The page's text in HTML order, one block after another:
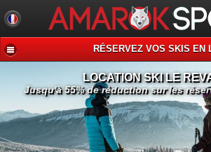
RÉSERVEZ VOS SKIS EN
LOCATION SKI LE
Jusqu'à 55% de réduction sur les